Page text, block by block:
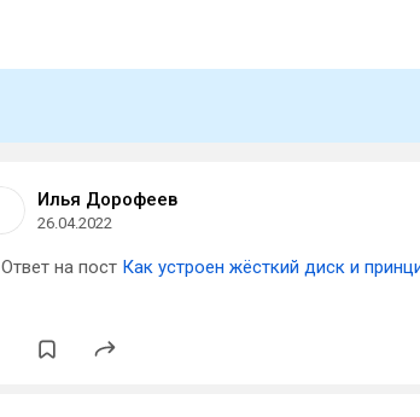
Илья Дорофеев
26.04.2022
Ответ на пост Как устроен жёсткий диск и